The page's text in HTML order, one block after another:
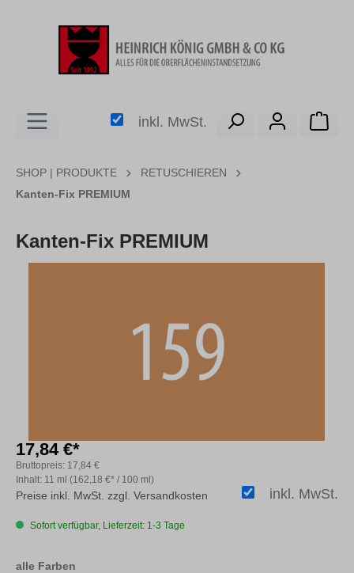
inkl. MwSt.
SHOP | PRODUKTE
RETUSCHIEREN
Kanten-Fix PREMIUM
Kanten-Fix PREMIUM
17,84 €*
Inhalt: 11 ml (162,18 €* / 100 ml)
Bruttopreis: 17,84 €
inkl. MwSt.
Preise inkl. MwSt. zzgl. Versandkosten
Sofort verfügbar, Lieferzeit: 1-3 Tage
alle Farben